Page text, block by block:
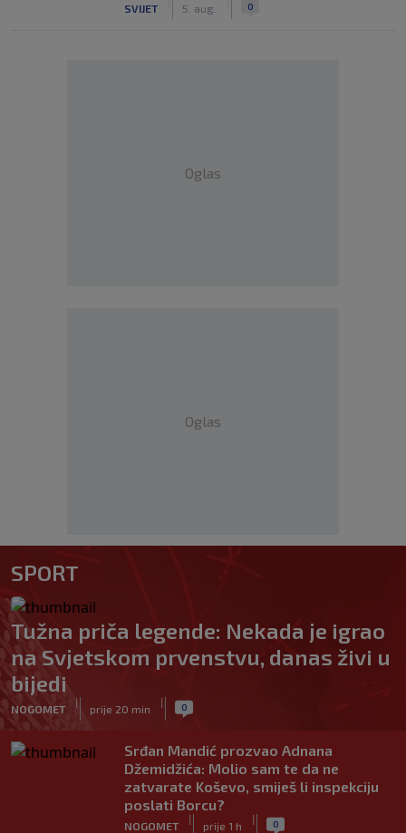
SVIJET 5. aug. 0
Oglas
Oglas
SPORT
Tužna priča legende: Nekada je igrao
na Svjetskom prvenstvu, danas živi u
bijedi
NOGOMET
|
prije 20 min
| 0
Srđan Mandić prozvao Adnana
Džemidžića: Molio sam te da ne
zatvarate Koševo, smiješ li inspekciju
poslati Borcu?
NOGOMET
|
prije 1 h
| 0